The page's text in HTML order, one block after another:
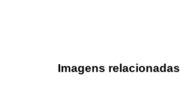
Imagens relacionadas